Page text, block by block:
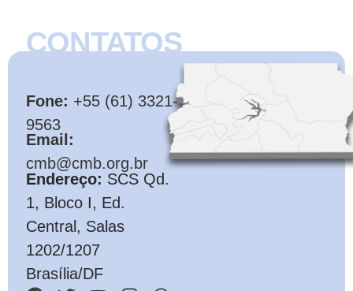
CONTATOS
Fone: +55 (61) 3321-
9563
Email:
cmb@cmb.org.br
Endereço: SCS Qd.
1, Bloco I, Ed.
Central, Salas
1202/1207
Brasília/DF